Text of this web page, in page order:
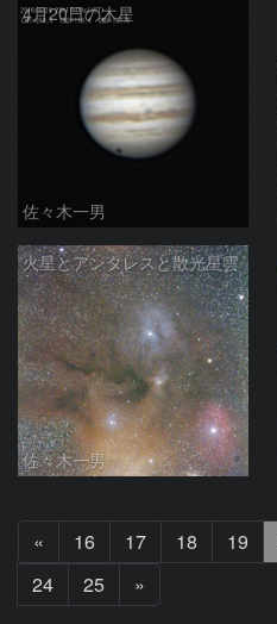
4月20日の木星
佐々木一男
火星とアンタレスと散光星雲
佐々木一男
«
へ
16 17 18 19
24
25 »
へ